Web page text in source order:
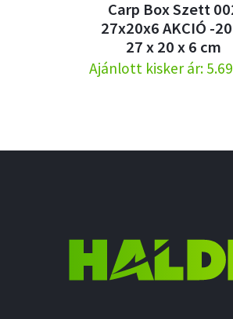
Carp Box Szett
27x20x6 AKCIÓ -
27 x 20 x 6 cm
Ajánlott kisker ár: